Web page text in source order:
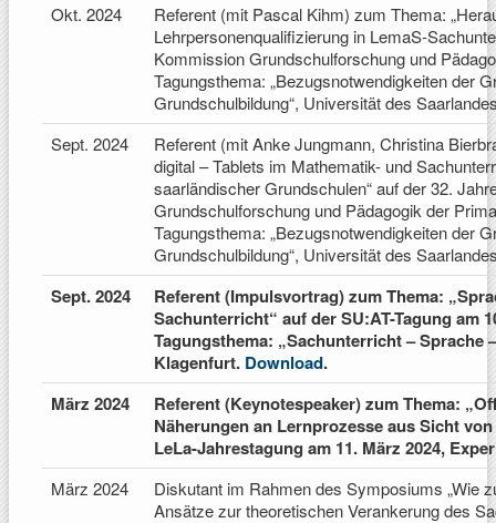
Okt. 2024
Referent (mit Pascal Kihm) zum Thema:
Lehrpersonenqualifizierung in LemaS-
Kommission Grundschulforschung und
Tagungsthema: „Bezugsnotwendigkeiten der
Grundschulbildung“, Universität des
Sept. 2024
Referent (mit Anke Jungmann, Christina
digital – Tablets im Mathematik- und
saarländischer Grundschulen“ auf der 32.
Grundschulforschung und Pädagogik der
Tagungsthema: „Bezugsnotwendigkeiten der
Grundschulbildung“, Universität des
Sept. 2024
Referent (Impulsvortrag) zum Thema:
Sachunterricht“ auf der SU:AT-Tagung am
Tagungsthema: „Sachunterricht – Sprache
Klagenfurt. Download.
März 2024
Referent (Keynotespeaker) zum Thema:
Näherungen an Lernprozesse aus Sicht
LeLa-Jahrestagung am 11. März 2024,
März 2024
Diskutant im Rahmen des Symposiums „Wie
Ansätze zur theoretischen Verankerung des